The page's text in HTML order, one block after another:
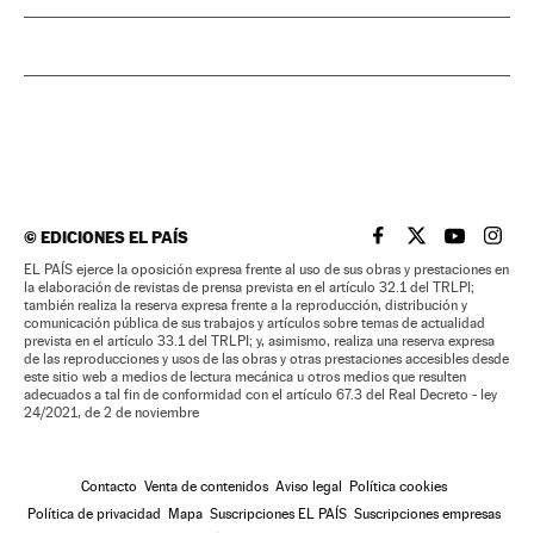
©EDICIONES EL PAÍS EL PAÍS BRASIL EN
EL PAÍSEL PAÍS
EL
EL PAÍS ejerce la oposición expresa frente al uso de sus obras y prestaciones en
la elaboración de revistas de prensa prevista en el artículo 32.1 del TRLPI;
también realiza la reserva expresa frente a la reproducción, distribución y
comunicación pública de sus trabajos y artículos sobre temas de actualidad
prevista en el artículo 33.1 del TRLPI; y, asimismo, realiza una reserva expresa
de las reproducciones y usos de las obras y otras prestaciones accesibles desde
este sitio web a medios de lectura mecánica u otros medios que resulten
adecuados a tal fin de conformidad con el artículo 67.3 del Real Decreto - ley
24/2021, de 2 de noviembre
Contacto Venta de contenidos Aviso legal
Política cookies
Política de privacidad
Mapa Suscripciones EL PAÍS Suscripciones empresas